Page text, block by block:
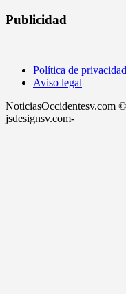
Publicidad
Política de privacidad
Aviso legal
NoticiasOccidentesv.com
jsdesignsv.com-